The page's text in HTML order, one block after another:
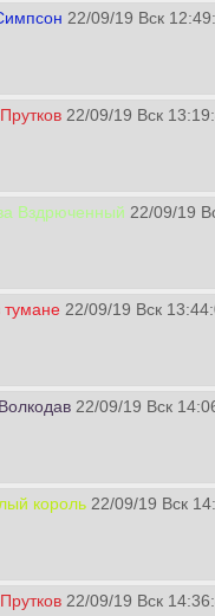
22/09/19 Вск
22/09/19 Вск
Вздрюченный 22/09/19
22/09/19 Вск
22/09/19 Вск
король 22/09/19 Вск
22/09/19 Вск